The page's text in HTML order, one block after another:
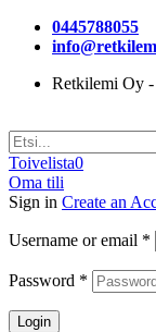
0445788055
Retkilemi Oy -
Toivelista0
Oma tili
Sign in Create an
Username or email *
Password *
Login